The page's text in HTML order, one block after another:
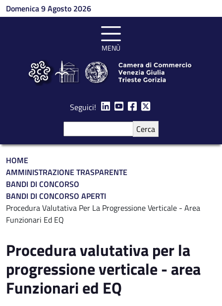
Salta al contenuto principale
Domenica 9 Agosto 2026
MENÙ
Seguici!
Briciole di pane
HOME
AMMINISTRAZIONE TRASPARENTE
BANDI DI CONCORSO
BANDI DI CONCORSO APERTI
Procedura Valutativa Per La Progressione Verticale - Area
Funzionari Ed EQ
Procedura valutativa per la
progressione verticale - area
Funzionari ed EQ